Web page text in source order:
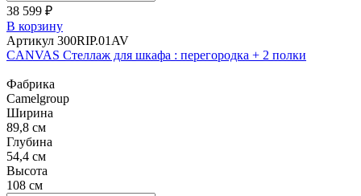
38 599 ₽
В корзину
Артикул 300RIP.01AV
CANVAS Стеллаж для шкафа : перегородка + 2 полки
Фабрика
Camelgroup
Ширина
89,8 см
Глубина
54,4 см
Высота
108 см